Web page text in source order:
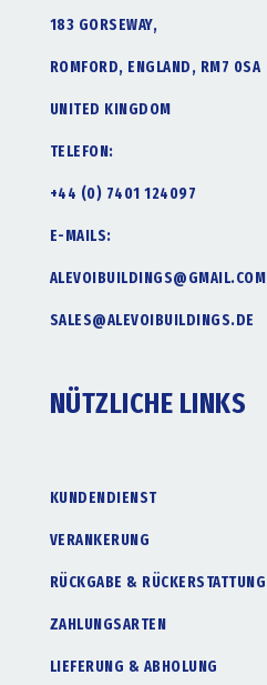
183 GORSEWAY,
ROMFORD, ENGLAND, RM7 0SA
UNITED KINGDOM
TELEFON:
+44 (0) 7401 124097
E-MAILS:
ALEVOIBUILDINGS@GMAIL.COM
SALES@ALEVOIBUILDINGS.DE
NÜTZLICHE LINKS
KUNDENDIENST
VERANKERUNG
RÜCKGABE & RÜCKERSTATTUNG
ZAHLUNGSARTEN
LIEFERUNG & ABHOLUNG